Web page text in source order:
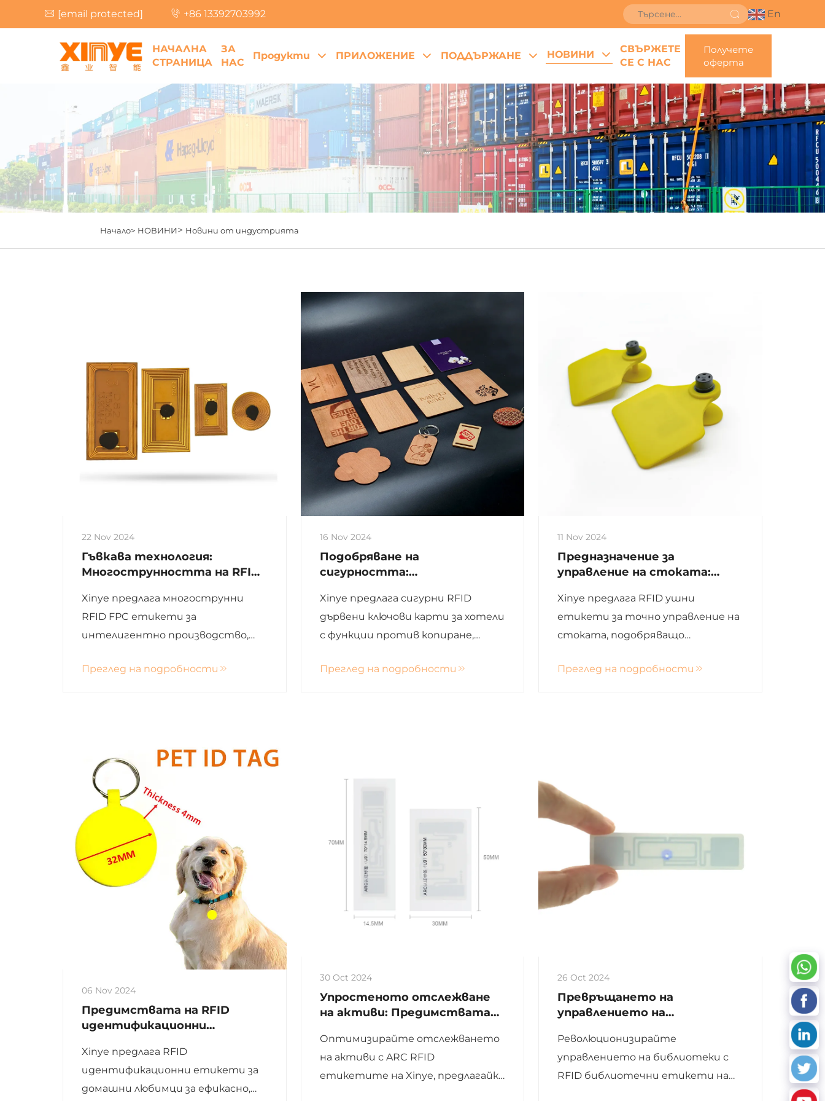
[email protected] +86 13392703992 En
НАЧАЛНА
СТРАНИЦА
ЗА
НАС
Продукти ПРИЛОЖЕНИЕ ПОДДЪРЖАНЕ НОВИНИ
СВЪРЖЕТЕ
СЕ С НАС
Получете
оферта
Начало> НОВИНИ> Новини от индустрията
22 Nov 2024
Гъвкава технология:
Многострунността на RFID
приложения
Xinye предлага многострунни
RFID FPC етикети за
интелигентно производство,
розница и електроника с
Преглед на подробности
16 Nov 2024
Подобряване на
сигурността:
дървени ключови карти за
хотелите в безопасността
на гостите
Xinye предлага сигурни RFID
дървени ключови карти за хотели
с функции против копиране,
бързо реагиране за подобряване
Преглед на подробности
11 Nov 2024
Предназначение за
управление на стоката:
етикети
Xinye предлага RFID ушни
етикети за точно управление на
стоката, подобряващо
благосъстоянието на
Преглед на подробности
06 Nov 2024
Предимствата на RFID
идентификационни
любимци
Xinye предлага RFID
идентификационни етикети за
домашни любимци за ефикасно,
30 Oct 2024
Упростеното отслежване
на активи: Предимствата
Оптимизирайте отслежването
на активи с ARC RFID
етикетите на Xinye, предлагайки
26 Oct 2024
Превръщането на
управлението на
библиотечни етикети
Революционизирайте
управлението на библиотеки с
RFID библиотечни етикети на